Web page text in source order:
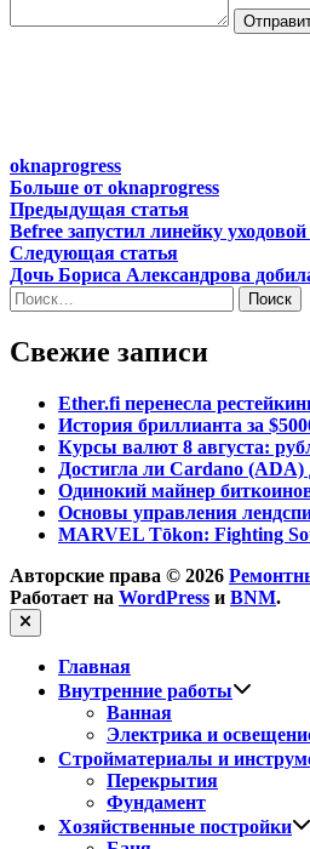
oknaprogress
Больше от oknaprogress
Навигация
по
записям
Предыдущая статьяПредыдущая
статья:
Befree запустил линейку
Следующая статьяСледующая
статья:
Дочь Бориса Александрова
Найти:
Свежие записи
Ether.fi перенесла
История бриллианта за
Курсы валют 8 августа:
Достигла ли Cardano
Одинокий майнер
Основы управления
MARVEL Tōkon: Fighting
Авторские права © 2026
Работает на WordPress и BNM.
Закрыть
Главная
Внутренние работы
Ванная
Электрика и
Стройматериалы и
Перекрытия
Фундамент
Хозяйственные постройки